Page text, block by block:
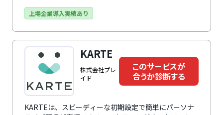
情報や天気の情報までもを取込み、関連付けることで多
イトを導き出し、最適なマーケティングが可能となりま
す。サイトに訪れた顧客の行動情報をもとに、適切なタ
イミングでバナーを表示しクーポンを配布したり、告知
するなどのアプローチも可能です。
上場企業導入実績あり
KARTE
株式会社プレ
イド
このサービスが
合うか診断する
KARTEは、スピーディーな初期設定で簡単にパーソナ